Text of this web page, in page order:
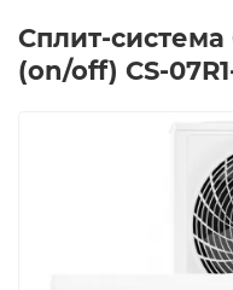
Сплит-система
(on/off) CS-